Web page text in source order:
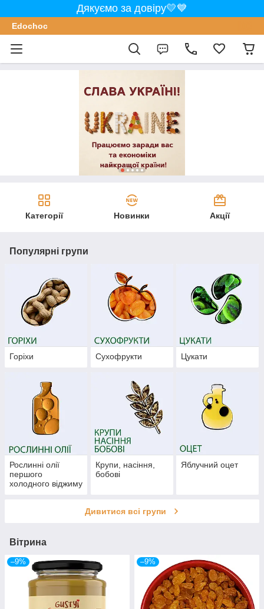
Дякуємо за довіру💛💙
Edochoс
Категорії Новинки Акції
Популярні групи
Горіхи Сухофрукти Цукати
Рослинні олії
першого
холодного віджиму
Крупи, насіння,
бобові
Яблучний оцет
Дивитися всі групи
Вітрина
–9% –9%